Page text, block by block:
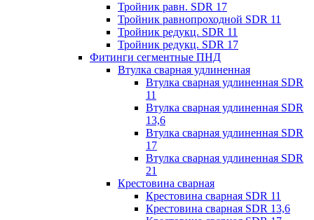
Тройник равн. SDR 17
Тройник равнопроходной SDR 11
Тройник редукц. SDR 11
Тройник редукц. SDR 17
Фитинги сегментные ПНД
Втулка сварная удлиненная
Втулка сварная удлиненная SDR
11
Втулка сварная удлиненная SDR
13,6
Втулка сварная удлиненная SDR
17
Втулка сварная удлиненная SDR
21
Крестовина сварная
Крестовина сварная SDR 11
Крестовина сварная SDR 13,6